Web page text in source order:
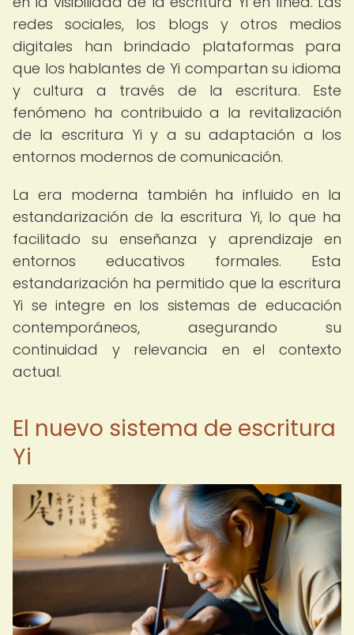
redes sociales, los blogs y otros medios
digitales han brindado plataformas para
que los hablantes de Yi compartan su idioma
y cultura a través de la escritura. Este
fenómeno ha contribuido a la revitalización
de la escritura Yi y a su adaptación a los
entornos modernos de comunicación.
La era moderna también ha influido en la
estandarización de la escritura Yi, lo que ha
facilitado su enseñanza y aprendizaje en
entornos educativos formales. Esta
estandarización ha permitido que la escritura
Yi se integre en los sistemas de educación
contemporáneos, asegurando su
continuidad y relevancia en el contexto
actual.
El nuevo sistema de escritura
Yi